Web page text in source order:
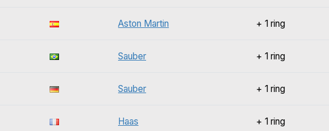
Aston Martin + 1 ring
Sauber + 1 ring
Sauber + 1 ring
Haas + 1 ring